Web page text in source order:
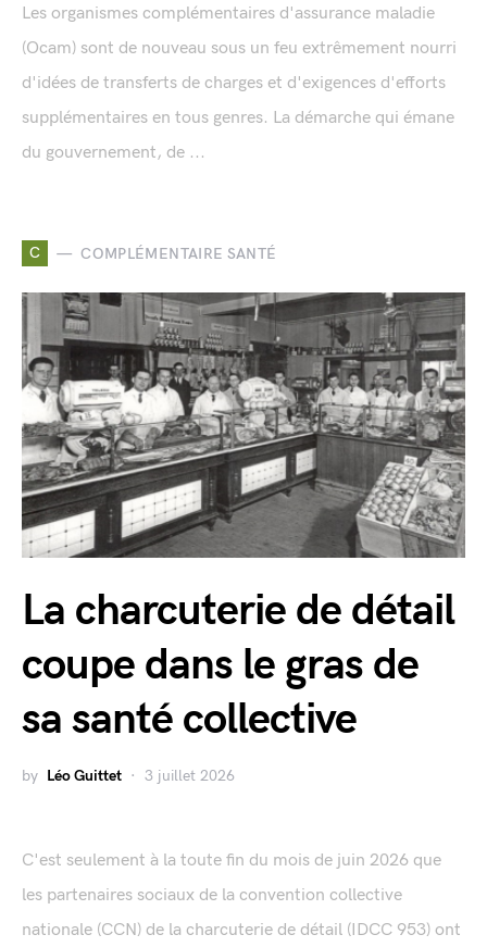
Les organismes complémentaires d'assurance maladie
(Ocam) sont de nouveau sous un feu extrêmement nourri
d'idées de transferts de charges et d'exigences d'efforts
supplémentaires en tous genres. La démarche qui émane
du gouvernement, de ...
C COMPLÉMENTAIRE SANTÉ
La charcuterie de détail
coupe dans le gras de
sa santé collective
by Léo Guittet 3 juillet 2026
C'est seulement à la toute fin du mois de juin 2026 que
les partenaires sociaux de la convention collective
nationale (CCN) de la charcuterie de détail (IDCC 953) ont